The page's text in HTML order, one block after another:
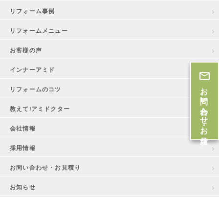
リフォーム事例
リフォームメニュー
お客様の声
インナーアミド
リフォームのコツ
教えて!アミドクター
会社情報
採用情報
お問い合わせ・お見積り
お知らせ
お問い合わせ・お見積